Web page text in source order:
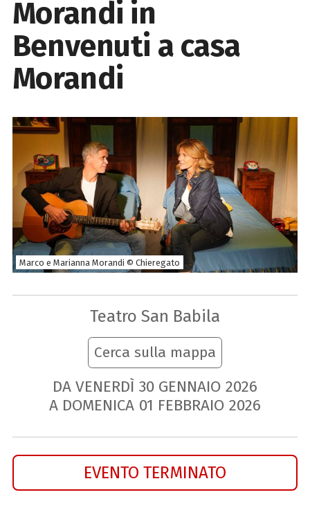
Morandi in
Benvenuti a casa
Morandi
Marco e Marianna Morandi © Chieregato
Teatro San Babila
Cerca sulla mappa
DA VENERDÌ 30 GENNAIO 2026
A DOMENICA 01 FEBBRAIO 2026
EVENTO TERMINATO